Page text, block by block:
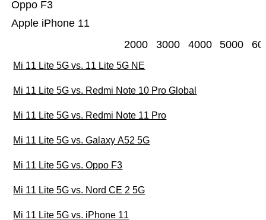
Apple iPhone 11
Oppo F3
2000 3000 4000 5000
Mi 11 Lite 5G vs. 11 Lite 5G NE
Mi 11 Lite 5G vs. Redmi Note 10 Pro Global
Mi 11 Lite 5G vs. Redmi Note 11 Pro
Mi 11 Lite 5G vs. Galaxy A52 5G
Mi 11 Lite 5G vs. Oppo F3
Mi 11 Lite 5G vs. Nord CE 2 5G
Mi 11 Lite 5G vs. iPhone 11